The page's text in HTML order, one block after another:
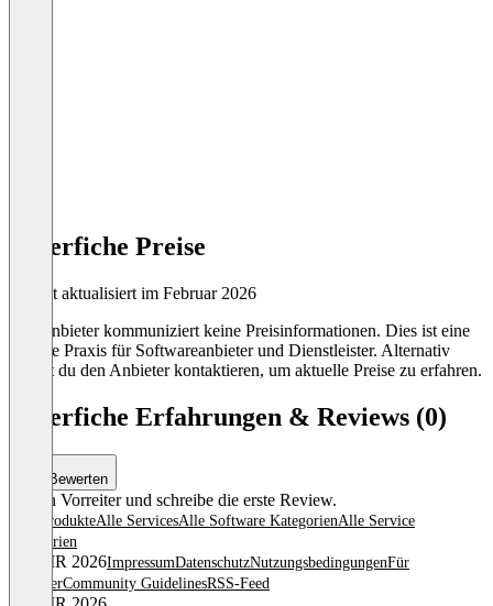
Laserfiche Preise
Zuletzt aktualisiert im Februar 2026
Der Anbieter kommuniziert keine Preisinformationen. Dies ist eine
übliche Praxis für Softwareanbieter und Dienstleister. Alternativ
kannst du den Anbieter kontaktieren, um aktuelle Preise zu erfahren.
Laserfiche Erfahrungen & Reviews (0)
Bewerten
Sei ein Vorreiter und schreibe die erste Review.
Alle ProdukteAlle ServicesAlle Software KategorienAlle Service
Kategorien
© OMR 2026ImpressumDatenschutzNutzungsbedingungenFür
AnbieterCommunity GuidelinesRSS-Feed